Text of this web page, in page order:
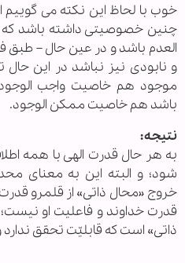
خوب با لحاظ این نکته می
چنین خصوصیتی داشته باشد که
العدم باشد و در عین حال –
و نابودی نیز نباشد در این
موجود هم خاصیت واجب الوجود
باشد هم خاصیت ممکن الوجود.
نتیجه:
به هر حال قدرت الهی با همه
شود؛ و البته این به معنای
خروج «محال ذاتی» از قلمرو
قدرت خداوند و فاعلیت او
ذاتی» است که قابلیّت تحقق ندارد